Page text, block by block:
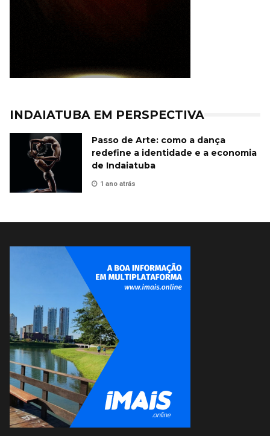
INDAIATUBA EM PERSPECTIVA
Passo de Arte: como a dança
redefine a identidade e a economia
de Indaiatuba
1 ano atrás